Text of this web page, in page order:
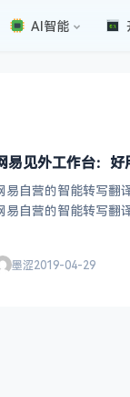
AI智能
易见外工作台：
易自营的智能转写翻
墨涩2019-04-29